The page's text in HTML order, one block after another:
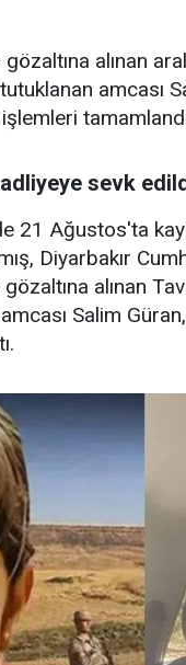
alınan
amcası
sevk
21 Ağustos'ta
Diyarbakır
alınan
Salim